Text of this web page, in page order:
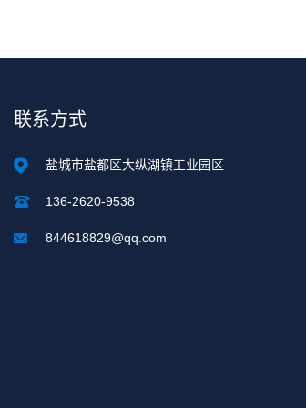
联系方式
盐城市盐都区大纵湖镇工业园区
136-2620-9538
844618829@qq.com